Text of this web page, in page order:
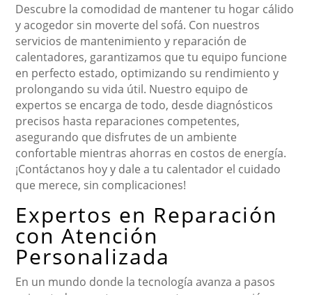
Descubre la comodidad de mantener tu hogar cálido
y acogedor sin moverte del sofá. Con nuestros
servicios de mantenimiento y reparación de
calentadores, garantizamos que tu equipo funcione
en perfecto estado, optimizando su rendimiento y
prolongando su vida útil. Nuestro equipo de
expertos se encarga de todo, desde diagnósticos
precisos hasta reparaciones competentes,
asegurando que disfrutes de un ambiente
confortable mientras ahorras en costos de energía.
¡Contáctanos hoy y dale a tu calentador el cuidado
que merece, sin complicaciones!
Expertos en Reparación
con Atención
Personalizada
En un mundo donde la tecnología avanza a pasos